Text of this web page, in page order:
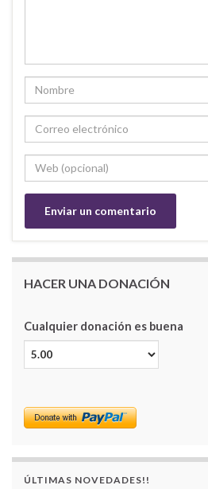
HACER UNA DONACIÓN
Cualquier donación es buena
ÚLTIMAS NOVEDADES!!